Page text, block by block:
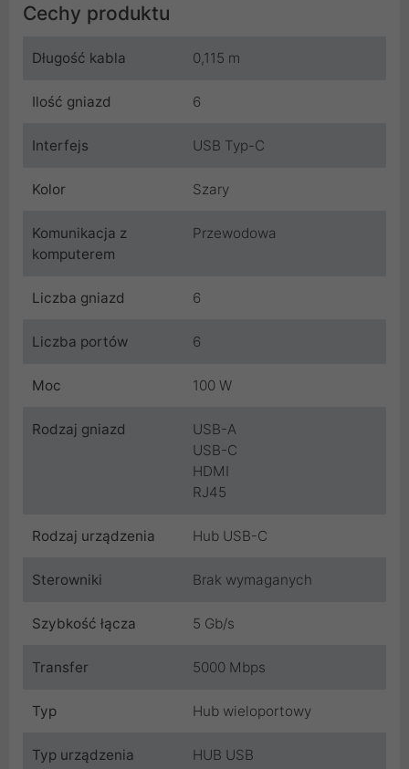
Cechy produktu
Długość kabla 0,115 m
Ilość gniazd 6
Interfejs USB Typ-C
Kolor Szary
Komunikacja z
komputerem
Przewodowa
Liczba gniazd 6
Liczba portów 6
Moc 100 W
Rodzaj gniazd
USB-A
USB-C
HDMI
RJ45
Rodzaj urządzenia Hub USB-C
Sterowniki Brak wymaganych
Szybkość łącza 5 Gb/s
Transfer 5000 Mbps
Typ Hub wieloportowy
Typ urządzenia HUB USB